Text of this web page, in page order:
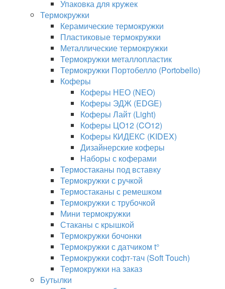
Упаковка для кружек
Термокружки
Керамические термокружки
Пластиковые термокружки
Металлические термокружки
Термокружки металлопластик
Термокружки Портобелло (Portobello)
Коферы
Коферы НЕО (NEO)
Коферы ЭДЖ (EDGE)
Коферы Лайт (Light)
Коферы ЦО12 (CO12)
Коферы КИДЕКС (KIDEX)
Дизайнерские коферы
Наборы с коферами
Термостаканы под вставку
Термокружки с ручкой
Термостаканы с ремешком
Термокружки с трубочкой
Мини термокружки
Стаканы с крышкой
Термокружки бочонки
Термокружки с датчиком t°
Термокружки софт-тач (Soft Touch)
Термокружки на заказ
Бутылки